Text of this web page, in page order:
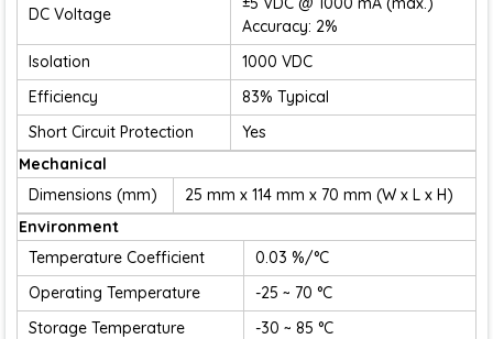
DC Voltage
Accuracy: 2%
Isolation
1000 VDC
Efficiency
83% Typical
Short Circuit Protection
Yes
Mechanical
Dimensions (mm)
25 mm x 114 mm x 70 mm (W x L x H)
Environment
Temperature Coefficient
0.03 %/°C
Operating Temperature
-25 ~ 70 °C
Storage Temperature
-30 ~ 85 °C